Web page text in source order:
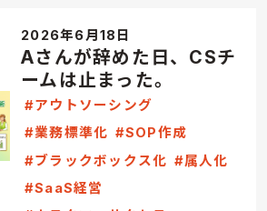
2026年6月18日
Aさんが辞めた日、CSチ
ームは止まった。
#アウトソーシング
#業務標準化 #SOP作成
#ブラックボックス化 #属人化
#SaaS経営